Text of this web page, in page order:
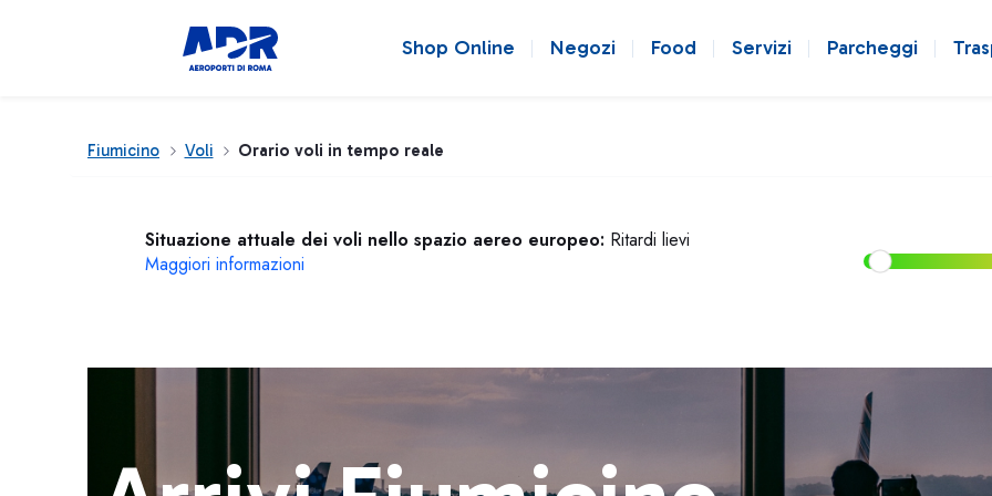
Shop Online Negozi Food Servizi Parcheggi
Fiumicino Voli Orario voli in tempo reale
Situazione attuale dei voli nello spazio aereo europeo: Ritardi lievi
Maggiori informazioni